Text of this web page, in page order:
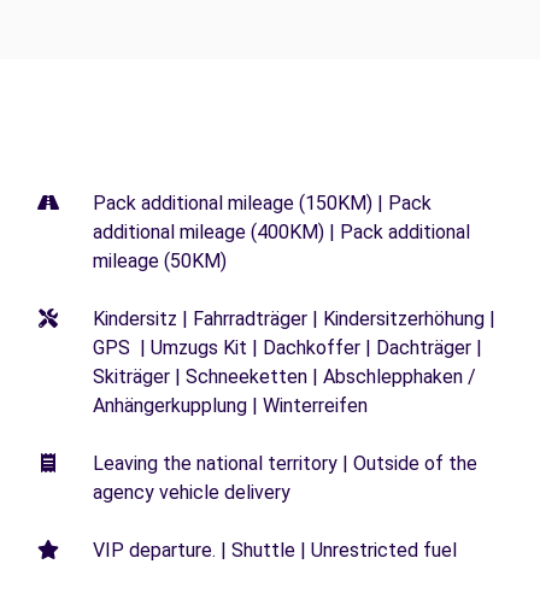
Pack additional mileage (150KM) | Pack
additional mileage (400KM) | Pack additional
mileage (50KM)
Kindersitz | Fahrradträger | Kindersitzerhöhung |
GPS | Umzugs Kit | Dachkoffer | Dachträger |
Skiträger | Schneeketten | Abschlepphaken /
Anhängerkupplung | Winterreifen
Leaving the national territory | Outside of the
agency vehicle delivery
VIP departure. | Shuttle | Unrestricted fuel